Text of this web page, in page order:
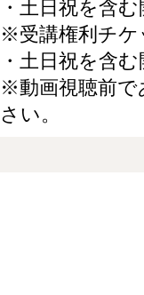
・土日祝を含
※受講権利チケ
・土日祝を含
※動画視聴前で
さい。